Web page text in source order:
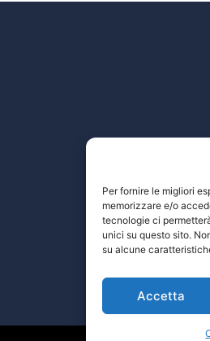
Per fornire le migliori
memorizzare e/o
tecnologie ci
unici su questo sito.
su alcune
Accetta